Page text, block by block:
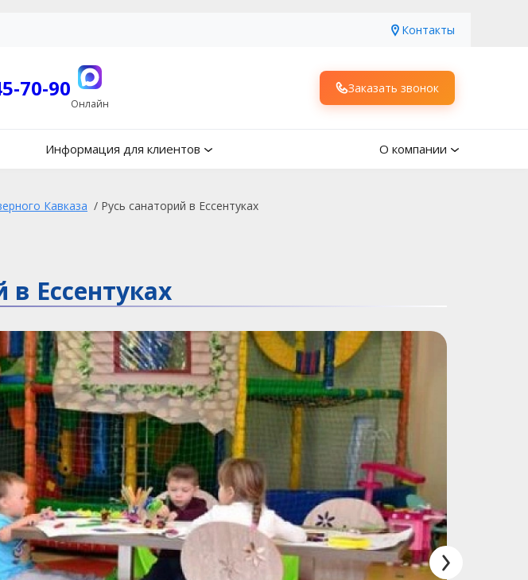
Контакты
70-90
Онлайн
Заказать звонок
Информация для клиентов О компании
Кавказа / Русь санаторий в Ессентуках
в Ессентуках